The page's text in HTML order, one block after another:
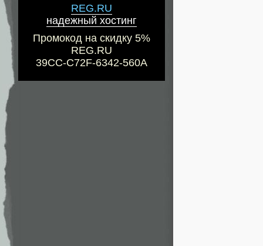
REG.RU
надежный хостинг
Промокод на скидку 5%
REG.RU
39CC-C72F-6342-560A